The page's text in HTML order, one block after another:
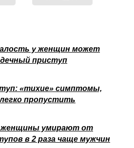
у женщин может
приступ
«тихие» симптомы,
пропустить
женщины умирают от
в 2 раза чаще мужчин